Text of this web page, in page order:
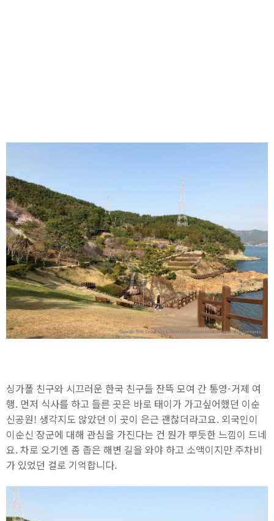
싱가폴 친구와 시끄러운 한국 친구들 잔뜩 모여 간 통영-거제 여
행. 먼저 식사를 하고 들른 곳은 바로 태이가 가고싶어했던 이순
신공원! 생각지도 않았던 이 곳이 은근 괜찮더라고요. 외국인이
이순신 장군에 대해 관심을 가진다는 건 뭔가 뿌듯한 느낌이 드네
요. 차로 오기엔 좀 좁은 해변 길을 와야 하고 소액이지만 주차비
가 있었던 걸로 기억합니다.